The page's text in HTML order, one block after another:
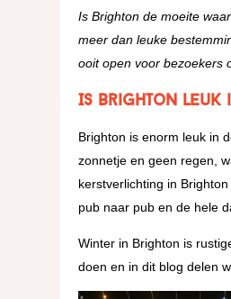
Is Brighton de moeite
meer dan leuke
ooit open voor bezoekers
Is Brighton leuk
Brighton is enorm leuk in
zonnetje en geen regen,
kerstverlichting in
pub naar pub en de hele
Winter in Brighton is
doen en in dit blog delen